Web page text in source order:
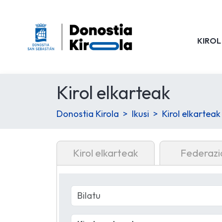
Kirol elkarteak
Donostia Kirola Ikusi Kirol elkarteak
Kirol elkarteak